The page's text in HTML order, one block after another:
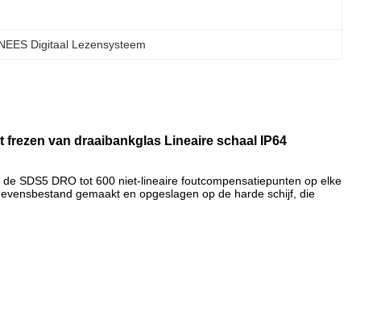
Digitaal Lezensysteem
frezen van draaibankglas Lineaire schaal IP64
SDS5 DRO tot 600 niet-lineaire foutcompensatiepunten op elke
gemaakt en opgeslagen op de harde schijf, die